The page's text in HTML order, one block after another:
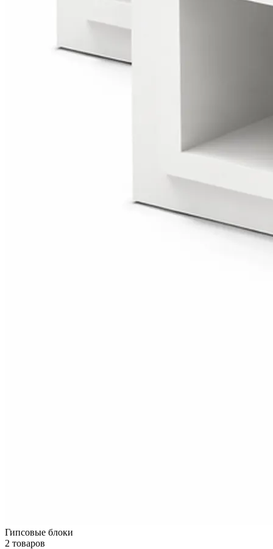
Гипсовые блоки
2 товаров